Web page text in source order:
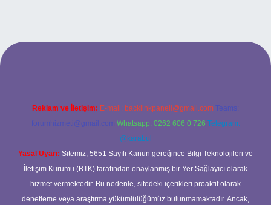
opera bet giriş
Reklam ve İletişim: E-mail: backlinkpaneli@gmail.com Teams:
forumhizmeti@gmail.com Whatsapp: 0262 606 0 726 Telegram:
@karabul
Yasal Uyarı: Sitemiz, 5651 Sayılı Kanun gereğince Bilgi Teknolojileri ve
İletişim Kurumu (BTK) tarafından onaylanmış bir Yer Sağlayıcı olarak
hizmet vermektedir. Bu nedenle, sitedeki içerikleri proaktif olarak
denetleme veya araştırma yükümlülüğümüz bulunmamaktadır. Ancak,